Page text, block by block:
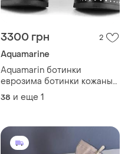
3300 грн 2
Aquamarine
Aquamarin ботинки
еврозима ботинки кожаные
38 размер кожа
38 и еще 1